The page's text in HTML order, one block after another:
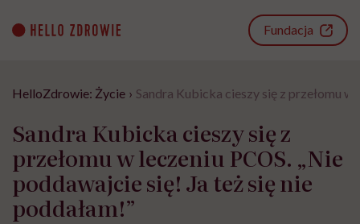
content
Fundacja
HelloZdrowie: Życie › Sandra Kubicka cieszy się z przełomu w
Sandra Kubicka cieszy się z
przełomu w leczeniu PCOS. „Nie
poddawajcie się! Ja też się nie
poddałam!”